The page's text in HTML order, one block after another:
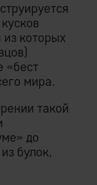
которых
«бест
мира.
такой
до
булок,